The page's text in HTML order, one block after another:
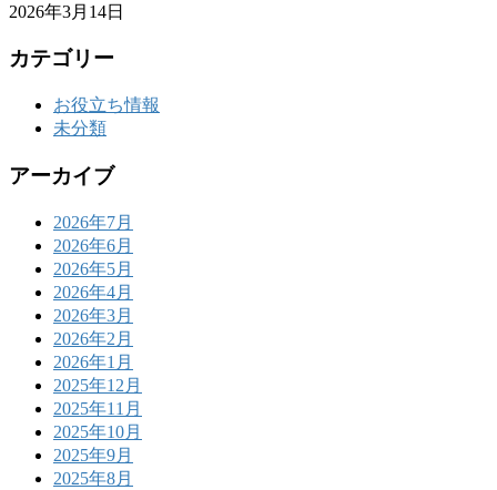
2026年3月14日
カテゴリー
お役立ち情報
未分類
アーカイブ
2026年7月
2026年6月
2026年5月
2026年4月
2026年3月
2026年2月
2026年1月
2025年12月
2025年11月
2025年10月
2025年9月
2025年8月